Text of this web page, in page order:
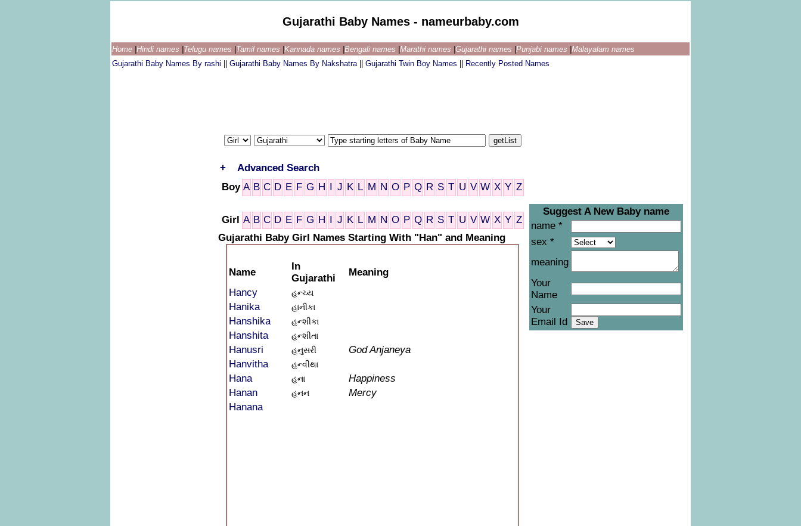
Gujarathi Baby Names - nameurbaby.com
Home Hindi names Telugu names Tamil names Kannada names Bengali names Marathi names Gujarathi names Punjabi names Malayalam names
Gujarathi Baby Names By rashi
Gujarathi Baby Names By Nakshatra Gujarathi Twin Boy Names Recently Posted Names
+
Advanced Search
Boy A B C D E F G H I J K L M N O P Q R S T U V W X Y Z
Girl A B C D E F G H I J K L M N O P Q R S T U V W X Y Z
Gujarathi Baby Girl Names Starting With "Han" and Meaning
Name
In
Gujarathi
Meaning
Hancy
હન્ચ્ય
Hanika હાનીકા
Hanshika હન્શીકા
Hanshita હન્શીતા
Hanusri હનુસરી
God Anjaneya
Hanvitha
હન્વીથા
Hana હના
Happiness
Hanan
હનન
Mercy
Hanana
Suggest A New Baby name
name *
sex *
meaning
Your
Name
Your
Email Id